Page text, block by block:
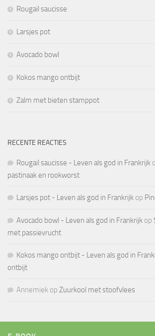
Rougail saucisse
Larsjes pot
Avocado bowl
Kokos mango ontbijt
Zalm met bieten stamppot
RECENTE REACTIES
Rougail saucisse - Leven als god in Frankrijk
pastinaak en rookworst
Larsjes pot - Leven als god in Frankrijk op
Avocado bowl - Leven als god in Frankrijk op
met passievrucht
Kokos mango ontbijt - Leven als god in
ontbijt
Annemiek op Zuurkool met stoofvlees